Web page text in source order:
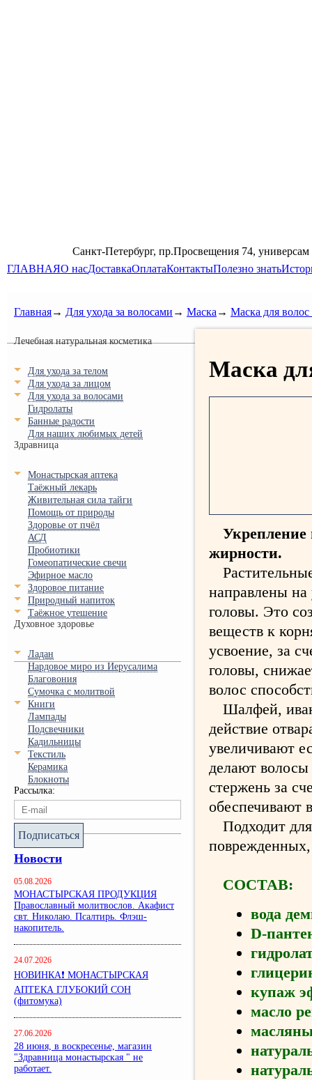
Санкт-Петербург, пр.Просвещения 74,
ГЛАВНАЯО насДоставкаОплатаКонтактыПолезно знать
Главная→ Для ухода за волосами → Маска → Маска для
Лечебная натуральная косметика
Для ухода за телом
Для ухода за лицом
Для ухода за волосами
Гидролаты
Банные радости
Для наших любимых детей
Здравница
Монастырская аптека
Таёжный лекарь
Живительная сила тайги
Помощь от природы
Здоровье от пчёл
АСД
Пробиотики
Гомеопатические свечи
Эфирное масло
Здоровое питание
Природный напиток
Таёжное утешение
Духовное здоровье
Ладан
Нардовое миро из Иерусалима
Благовония
Сумочка с молитвой
Книги
Лампады
Подсвечники
Кадильницы
Текстиль
Керамика
Блокноты
Рассылка:
Подписаться
Новости
05.08.2026
МОНАСТЫРСКАЯ ПРОДУКЦИЯ
Православный молитвослов. Акафист
свт. Николаю. Псалтирь. Флэш-
накопитель.
24.07.2026
НОВИНКА❗ МОНАСТЫРСКАЯ
АПТЕКА ГЛУБОКИЙ СОН
(фитомука)
27.06.2026
28 июня, в воскресенье, магазин
"Здравница монастырская " не
работает.
Маска
Укрепление
жирности.
направлены
головы. Это
веществ к
усвоение, за
головы,
волос
Шалфей,
действие
увеличивают
делают
стержень за
обеспечивают
Подходит
СОСТАВ:
вода
D-
купаж
масло